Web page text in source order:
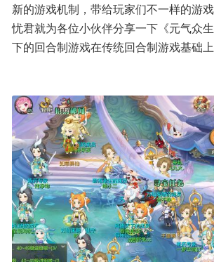
新的游戏机制，带给玩家们不一样的游
忧君就为各位小伙伴分享一下《元气众
下的回合制游戏在传统回合制游戏基础上